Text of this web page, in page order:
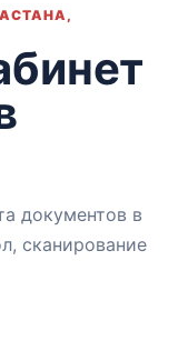
АСТАНА,
документов в
сканирование